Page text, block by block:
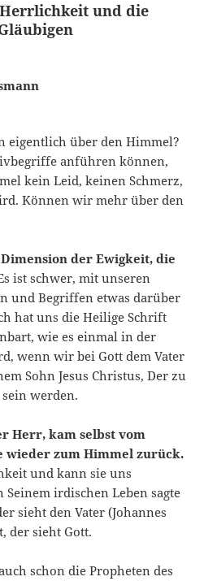
und die
eigentlich über den Himmel?
anführen können,
kein Leid, keinen Schmerz,
Können wir mehr über den
der Ewigkeit, die
ist schwer, mit unseren
und Begriffen etwas darüber
hat uns die Heilige Schrift
wie es einmal in der
wenn wir bei Gott dem Vater
Sohn Jesus Christus, Der zu
werden.
Herr, kam selbst vom
wieder zum Himmel zurück.
und kann sie uns
irdischen Leben sagte
sieht den Vater (Johannes
der sieht Gott.
schon die Propheten des